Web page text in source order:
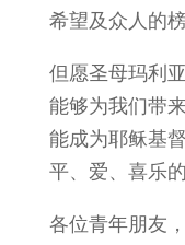
希望及众人的榜
但愿圣母玛利
能够为我们带
能成为耶稣基
平、爱、喜乐
各位青年朋友